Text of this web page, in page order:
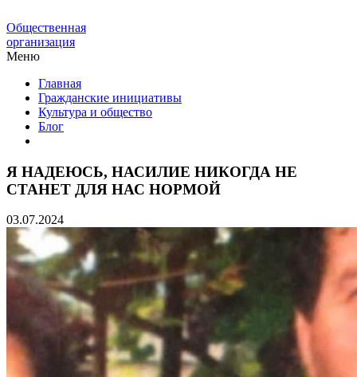
Общественная
организация
Меню
Главная
Гражданские инициативы
Культура и общество
Блог
Я НАДЕЮСЬ, НАСИЛИЕ НИКОГДА НЕ
СТАНЕТ ДЛЯ НАС НОРМОЙ
03.07.2024